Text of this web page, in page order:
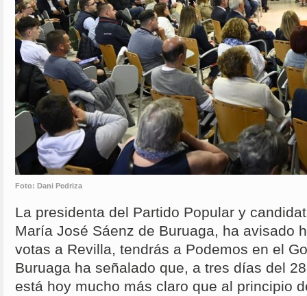
Foto: Dani Pedriza
La presidenta del Partido Popular y
María José Sáenz de Buruaga, ha avisado
votas a Revilla, tendrás a Podemos en el
Buruaga ha señalado que, a tres días del
está hoy mucho más claro que al principio